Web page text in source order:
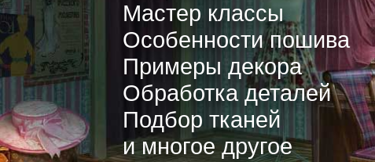
Мастер классы
Особенности пошива
Примеры декора
Обработка деталей
Подбор тканей
и многое другое